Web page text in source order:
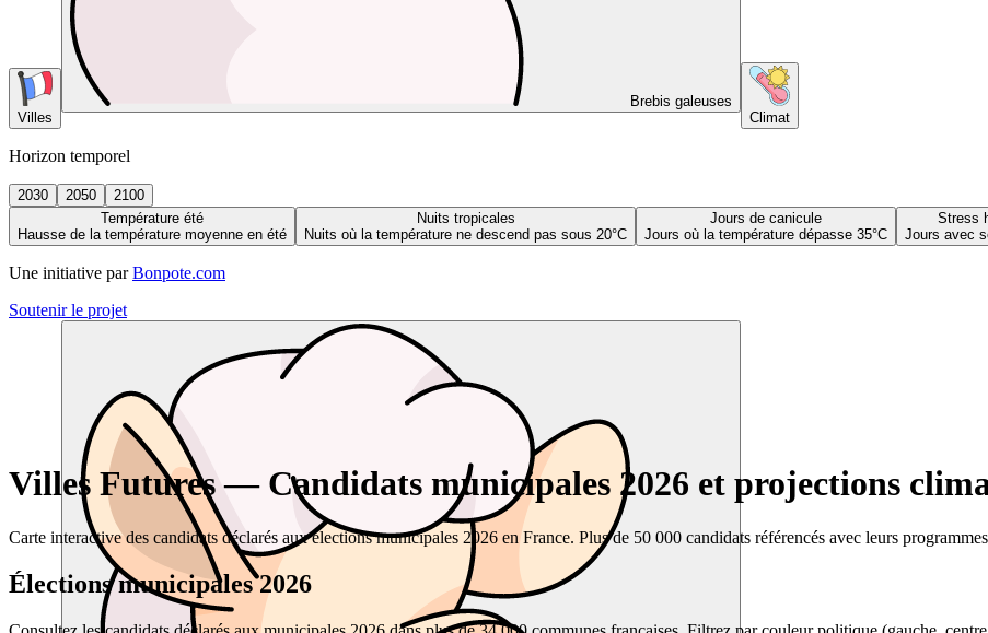
Villes
Brebis galeuses
Climat
Horizon temporel
2030 2050
2100
Température été
Hausse de la température moyenne en été
Nuits tropicales
Nuits où la température ne descend pas sous 20°C
Jours de canicule
Jours où la température dépasse 35°C
Stress
Jours avec
Une initiative par Bonpote.com
Soutenir le projet
Villes Futures — Candidats municipales 2026 et projections
Carte interactive des candidats déclarés aux élections municipales 2026 en France. Plus de 50 000 candidats référencés avec leurs
Élections municipales 2026